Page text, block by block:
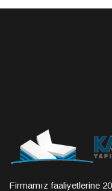
Firmamız faaliyetlerine